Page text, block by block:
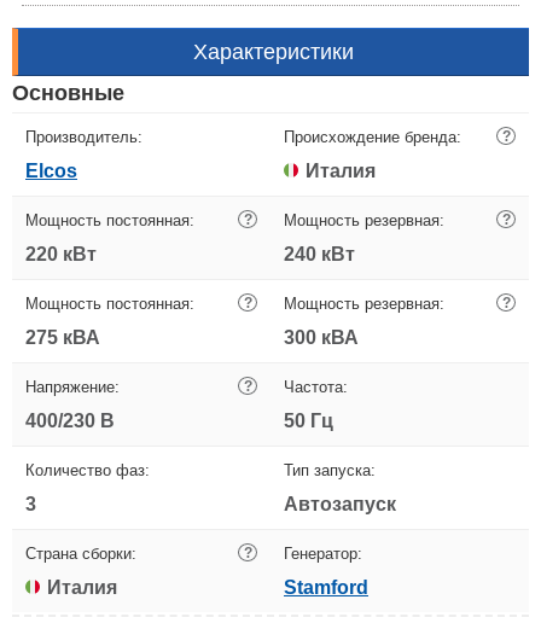
Характеристики
Основные
Производитель:
Elcos
Происхождение бренда: ?
Италия
Мощность постоянная: ?
220 кВт
Мощность резервная: ?
240 кВт
Мощность постоянная: ?
275 кВА
Мощность резервная: ?
300 кВА
Напряжение: ?
400/230 В
Частота:
50 Гц
Количество фаз:
3
Тип запуска:
Автозапуск
Страна сборки: ?
Италия
Генератор:
Stamford